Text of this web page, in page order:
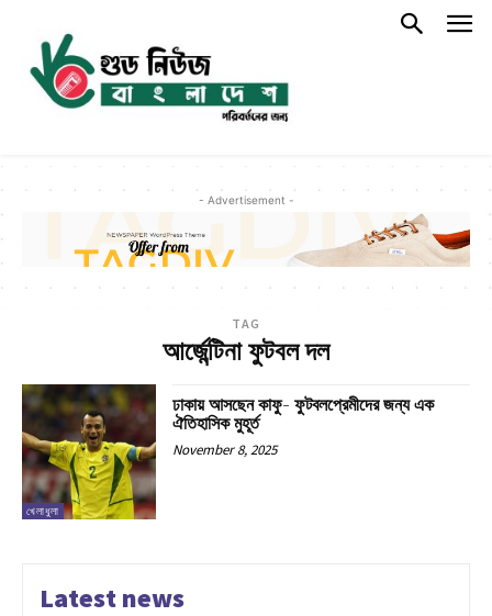
- Advertisement -
TAG
আর্জেন্টিনা ফুটবল দল
খেলাধুলা
ঢাকায় আসছেন কাফু- ফুটবলপ্রেমীদের জন্য এক
ঐতিহাসিক মুহূর্ত
November 8, 2025
Latest news